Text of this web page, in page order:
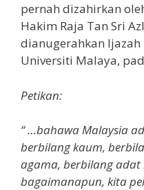
pernah dizahirkan
Hakim Raja Tan Sri
dianugerahkan
Universiti Malaya,
Petikan:
“ …bahawa Malaysia
berbilang kaum,
agama, berbilang adat
bagaimanapun, kita